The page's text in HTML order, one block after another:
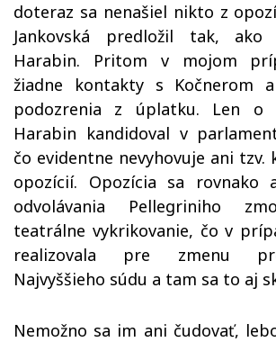
doteraz sa nenašiel nikto z
Jankovská predložil tak,
Harabin. Pritom v mojom
žiadne kontakty s Kočnerom
podozrenia z úplatku. Len o
Harabin kandidoval v
čo evidentne nevyhovuje ani tzv.
opozícií. Opozícia sa rovnako
odvolávania Pellegriniho
teatrálne vykrikovanie, čo v
realizovala pre zmenu
Najvyššieho súdu a tam sa to aj
Nemožno sa im ani čudovať,